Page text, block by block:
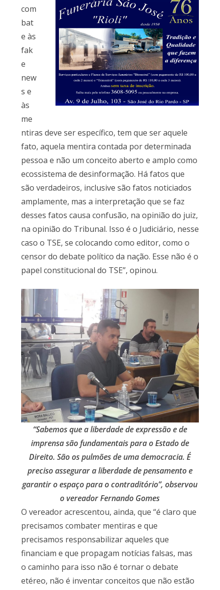
com
bat
e às
fak
e
new
s e
às
me
ntiras deve ser específico, tem que ser aquele
fato, aquela mentira contada por determinada
pessoa e não um conceito aberto e amplo como
ecossistema de desinformação. Há fatos que
são verdadeiros, inclusive são fatos noticiados
amplamente, mas a interpretação que se faz
desses fatos causa confusão, na opinião do juiz,
na opinião do Tribunal. Isso é o Judiciário, nesse
caso o TSE, se colocando como editor, como o
censor do debate político da nação. Esse não é o
papel constitucional do TSE”, opinou.
“Sabemos que a liberdade de expressão e de
imprensa são fundamentais para o Estado de
Direito. São os pulmões de uma democracia. É
preciso assegurar a liberdade de pensamento e
garantir o espaço para o contraditório”, observou
o vereador Fernando Gomes
O vereador acrescentou, ainda, que “é claro que
precisamos combater mentiras e que
precisamos responsabilizar aqueles que
financiam e que propagam notícias falsas, mas
o caminho para isso não é tornar o debate
etéreo, não é inventar conceitos que não estão